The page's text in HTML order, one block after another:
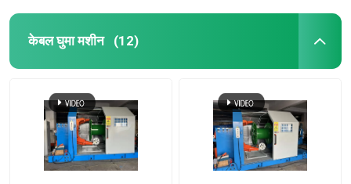
केबल घुमा मशीन (12)